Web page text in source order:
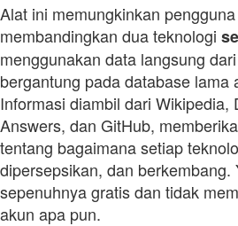
Alat ini memungkinkan
membandingkan dua teknologi
menggunakan data langsung
bergantung pada database lama
Informasi diambil dari Wikipedia,
Answers, dan GitHub,
tentang bagaimana setiap
dipersepsikan, dan berkembang.
sepenuhnya gratis dan tidak
akun apa pun.